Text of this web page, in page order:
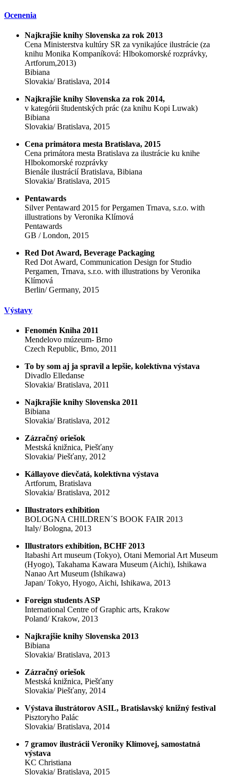
Ocenenia
Najkrajšie knihy Slovenska za rok 2013
Cena Ministerstva kultúry SR za vynikajúce ilustrácie (za
knihu Monika Kompaníková: Hlbokomorské rozprávky,
Artforum,2013)
Bibiana
Slovakia/ Bratislava, 2014
Najkrajšie knihy Slovenska za rok 2014,
v kategórii študentských prác (za knihu Kopi Luwak)
Bibiana
Slovakia/ Bratislava, 2015
Cena primátora mesta Bratislava, 2015
Cena primátora mesta Bratislava za ilustrácie ku knihe
Hlbokomorské rozprávky
Bienále ilustrácií Bratislava, Bibiana
Slovakia/ Bratislava, 2015
Pentawards
Silver Pentaward 2015 for Pergamen Trnava, s.r.o. with
illustrations by Veronika Klímová
Pentawards
GB / London, 2015
Red Dot Award, Beverage Packaging
Red Dot Award, Communication Design for Studio
Pergamen, Trnava, s.r.o. with illustrations by Veronika
Klímová
Berlin/ Germany, 2015
Výstavy
Fenomén Kniha 2011
Mendelovo múzeum- Brno
Czech Republic, Brno, 2011
To by som aj ja spravil a lepšie, kolektívna výstava
Divadlo Elledanse
Slovakia/ Bratislava, 2011
Najkrajšie knihy Slovenska 2011
Bibiana
Slovakia/ Bratislava, 2012
Zázračný oriešok
Mestská knižnica, Piešťany
Slovakia/ Piešťany, 2012
Kállayove dievčatá, kolektívna výstava
Artforum, Bratislava
Slovakia/ Bratislava, 2012
Illustrators exhibition
BOLOGNA CHILDREN´S BOOK FAIR 2013
Italy/ Bologna, 2013
Illustrators exhibition, BCHF 2013
Itabashi Art museum (Tokyo), Otani Memorial Art Museum
(Hyogo), Takahama Kawara Museum (Aichi), Ishikawa
Nanao Art Museum (Ishikawa)
Japan/ Tokyo, Hyogo, Aichi, Ishikawa, 2013
Foreign students ASP
International Centre of Graphic arts, Krakow
Poland/ Krakow, 2013
Najkrajšie knihy Slovenska 2013
Bibiana
Slovakia/ Bratislava, 2013
Zázračný oriešok
Mestská knižnica, Piešťany
Slovakia/ Piešťany, 2014
Výstava ilustrátorov ASIL, Bratislavský knižný festival
Pisztoryho Palác
Slovakia/ Bratislava, 2014
7 gramov ilustrácii Veroniky Klímovej, samostatná
výstava
KC Christiana
Slovakia/ Bratislava, 2015